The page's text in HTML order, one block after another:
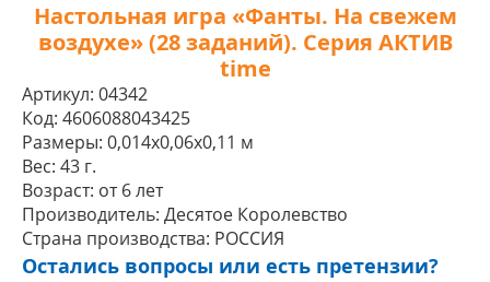
Настольная игра «Фанты. На свежем
воздухе» (28 заданий). Серия АКТИВ
time
Артикул: 04342
Код: 4606088043425
Размеры: 0,014x0,06x0,11 м
Вес: 43 г.
Возраст: от 6 лет
Производитель: Десятое Королевство
Страна производства: РОССИЯ
Остались вопросы или есть претензии?